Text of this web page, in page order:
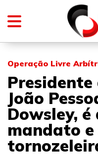
Operação Livre
João
Dowsley,
mandato